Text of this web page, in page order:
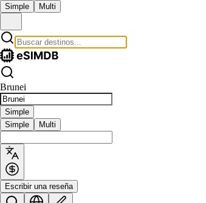
Simple Multi
Brunei
Simple
Simple
Multi
Escribir una reseña